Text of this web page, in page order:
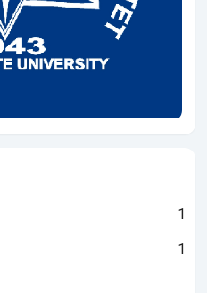
1
1